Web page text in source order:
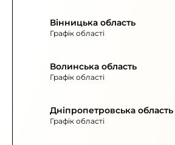
Вінницька область
Графік області
Волинська область
Графік області
Дніпропетровська область
Графік області